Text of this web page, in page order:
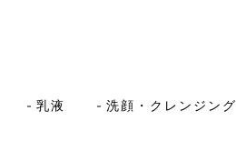
乳液 洗顔・クレンジング